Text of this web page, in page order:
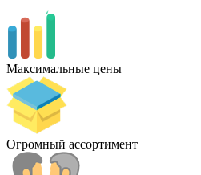
Максимальные цены
Огромный ассортимент